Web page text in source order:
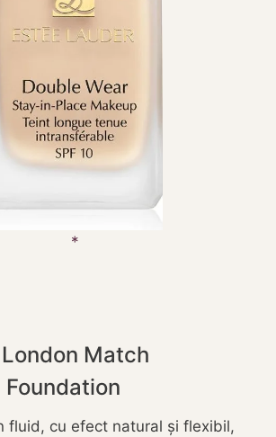
London Match
fluid, cu efect natural și flexibil,